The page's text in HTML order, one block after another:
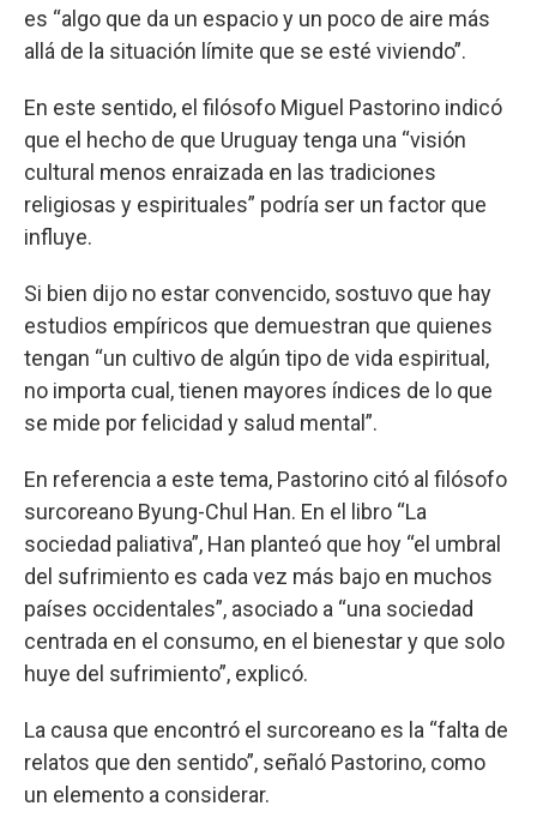
es “algo que da un espacio y un poco de aire más
allá de la situación límite que se esté viviendo”.
En este sentido, el filósofo Miguel Pastorino indicó
que el hecho de que Uruguay tenga una “visión
cultural menos enraizada en las tradiciones
religiosas y espirituales” podría ser un factor que
influye.
Si bien dijo no estar convencido, sostuvo que hay
estudios empíricos que demuestran que quienes
tengan “un cultivo de algún tipo de vida espiritual,
no importa cual, tienen mayores índices de lo que
se mide por felicidad y salud mental”.
En referencia a este tema, Pastorino citó al filósofo
surcoreano Byung-Chul Han. En el libro “La
sociedad paliativa”, Han planteó que hoy “el umbral
del sufrimiento es cada vez más bajo en muchos
países occidentales”, asociado a “una sociedad
centrada en el consumo, en el bienestar y que solo
huye del sufrimiento”, explicó.
La causa que encontró el surcoreano es la “falta de
relatos que den sentido”, señaló Pastorino, como
un elemento a considerar.